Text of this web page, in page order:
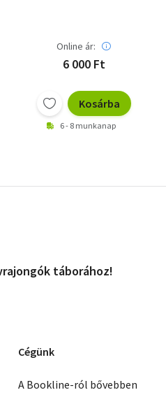
Online ár:
6 000 Ft
Kosárba
6 - 8 munkanap
táborához!
Cégünk
A Bookline-ról bővebben